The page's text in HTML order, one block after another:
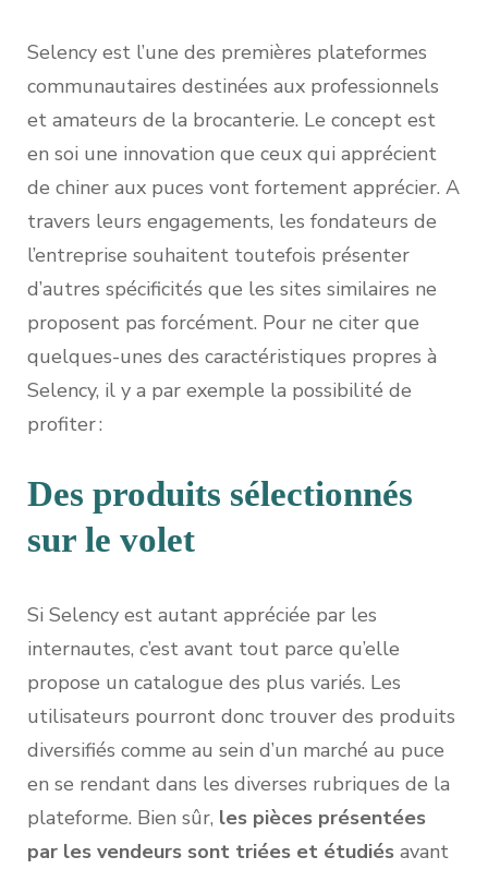
Selency est l’une des premières plateformes
communautaires destinées aux professionnels
et amateurs de la brocanterie. Le concept est
en soi une innovation que ceux qui apprécient
de chiner aux puces vont fortement apprécier. A
travers leurs engagements, les fondateurs de
l’entreprise souhaitent toutefois présenter
d’autres spécificités que les sites similaires ne
proposent pas forcément. Pour ne citer que
quelques-unes des caractéristiques propres à
Selency, il y a par exemple la possibilité de
profiter :
Des produits sélectionnés
sur le volet
Si Selency est autant appréciée par les
internautes, c’est avant tout parce qu’elle
propose un catalogue des plus variés. Les
utilisateurs pourront donc trouver des produits
diversifiés comme au sein d’un marché au puce
en se rendant dans les diverses rubriques de la
plateforme. Bien sûr, les pièces présentées
par les vendeurs sont triées et étudiés avant